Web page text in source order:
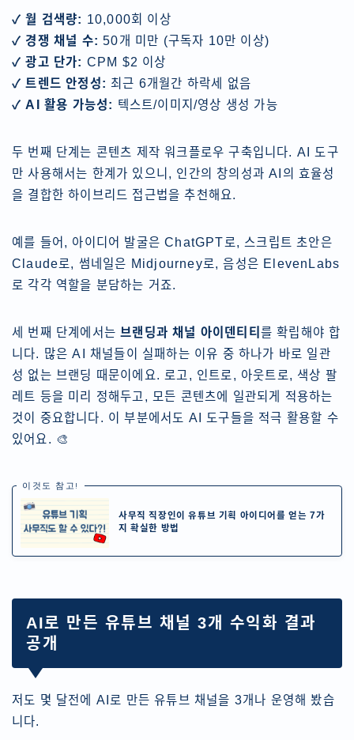
✓ 월 검색량: 10,000회 이상
✓ 경쟁 채널 수: 50개 미만 (구독자 10만 이상)
✓ 광고 단가: CPM $2 이상
✓ 트렌드 안정성: 최근 6개월간 하락세 없음
✓ AI 활용 가능성: 텍스트/이미지/영상 생성 가능
두 번째 단계는 콘텐츠 제작 워크플로우 구축입니다. AI 도구
만 사용해서는 한계가 있으니, 인간의 창의성과 AI의 효율성
을 결합한 하이브리드 접근법을 추천해요.
예를 들어, 아이디어 발굴은 ChatGPT로, 스크립트 초안은
Claude로, 썸네일은 Midjourney로, 음성은 ElevenLabs
로 각각 역할을 분담하는 거죠.
세 번째 단계에서는브랜딩과 채널 아이덴티티 를 확립해야 합
니다. 많은 AI 채널들이 실패하는 이유 중 하나가 바로 일관
성 없는 브랜딩 때문이에요. 로고, 인트로, 아웃트로, 색상 팔
레트 등을 미리 정해두고, 모든 콘텐츠에 일관되게 적용하는
것이 중요합니다. 이 부분에서도 AI 도구들을 적극 활용할 수
있어요. 🎨
이것도 참고!
사무직 직장인이 유튜브 기획 아이디어를 얻는 7가
지 확실한 방법
AI로 만든 유튜브 채널 3개 수익화 결과
공개
저도 몇 달전에 AI로 만든 유튜브 채널을 3개나 운영해 봤습
니다.